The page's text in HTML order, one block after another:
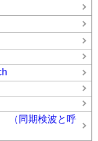
（同期検波と呼